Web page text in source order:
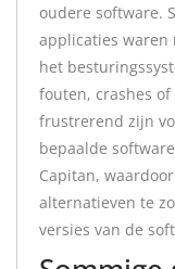
oudere software.
applicaties waren
het
fouten, crashes
frustrerend zijn
bepaalde
Capitan,
alternatieven te
versies van de